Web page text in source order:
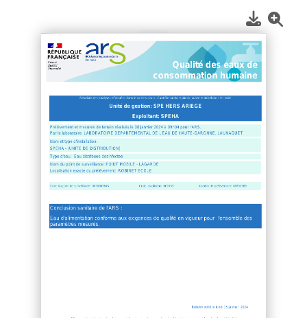
1/2